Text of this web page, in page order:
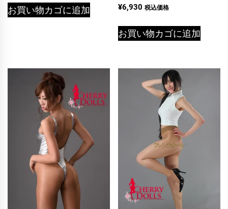
お買い物カゴに追加 ¥6,930 税込価格
お買い物カゴに追加